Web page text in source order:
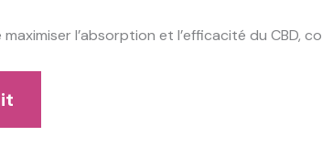
l’absorption et l’efficacité du CBD,